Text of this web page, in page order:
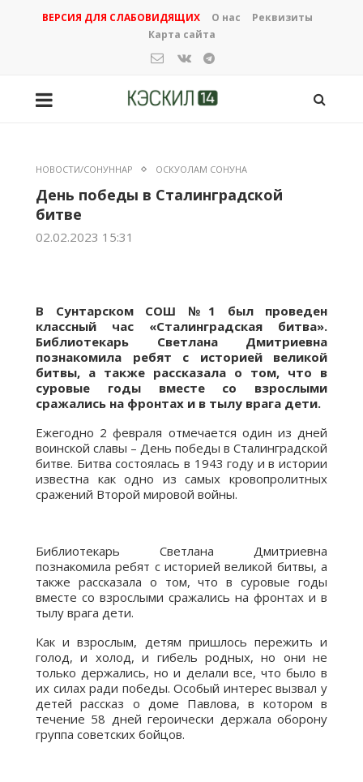
ВЕРСИЯ ДЛЯ СЛАБОВИДЯЩИХ О нас
Реквизиты
Карта сайта
НОВОСТИ/СОНУННАР ОСКУОЛАМ СОНУНА
День победы в Сталинградской
битве
02.02.2023 15:31
В Сунтарском СОШ №1 был проведен
классный час «Сталинградская битва».
Библиотекарь Светлана Дмитриевна
познакомила ребят с историей великой
битвы, а также рассказала о том, что в
суровые годы вместе со взрослыми
сражались на фронтах и в тылу врага дети.
Ежегодно 2 февраля отмечается один из дней
воинской славы – День победы в Сталинградской
битве. Битва состоялась в 1943 году и в истории
известна как одно из самых кровопролитных
сражений Второй мировой войны.
Библиотекарь Светлана Дмитриевна
познакомила ребят с историей великой битвы, а
также рассказала о том, что в суровые годы
вместе со взрослыми сражались на фронтах и в
тылу врага дети.
Как и взрослым, детям пришлось пережить и
голод, и холод, и гибель родных, но они не
только держались, но и делали все, что было в
их силах ради победы. Особый интерес вызвал у
детей рассказ о доме Павлова, в котором в
течение 58 дней героически держала оборону
группа советских бойцов.